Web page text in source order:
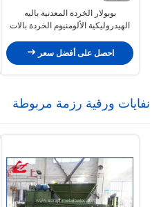
بوبولار الخردة المعدنية باليه
الهيدروليكية الألومنيوم الخردة بالات
احصل على أفضل سعر
نفايات ورقية رزمة مربوطة